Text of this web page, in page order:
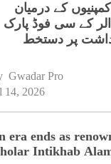
کے درمیان
کروڑ ڈالر کے سی فوڈ پارک
پر دستخط
Gwadar Pro
14, 2026
era ends as
Intikhab